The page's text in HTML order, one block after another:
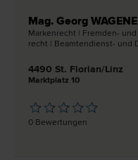
Mag. Georg
Marken­recht | Fremden-
recht | Beamtendienst- und
4490 St. Florian/Linz
Marktplatz 10
0 Bewertungen